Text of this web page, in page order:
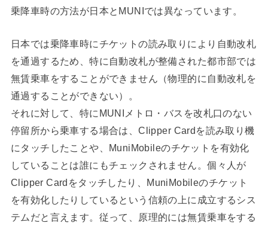
乗降車時の方法が日本とMUNIでは異なっています。
日本では乗降車時にチケットの読み取りにより自動改札
を通過するため、特に自動改札が整備された都市部では
無賃乗車をすることができません（物理的に自動改札を
通過することができない）。
それに対して、特にMUNIメトロ・バスを改札口のない
停留所から乗車する場合は、Clipper Cardを読み取り機
にタッチしたことや、MuniMobileのチケットを有効化
していることは誰にもチェックされません。個々人が
Clipper Cardをタッチしたり、MuniMobileのチケット
を有効化したりしているという信頼の上に成立するシス
テムだと言えます。従って、原理的には無賃乗車をする